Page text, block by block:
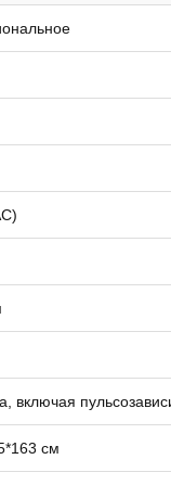
включая
см